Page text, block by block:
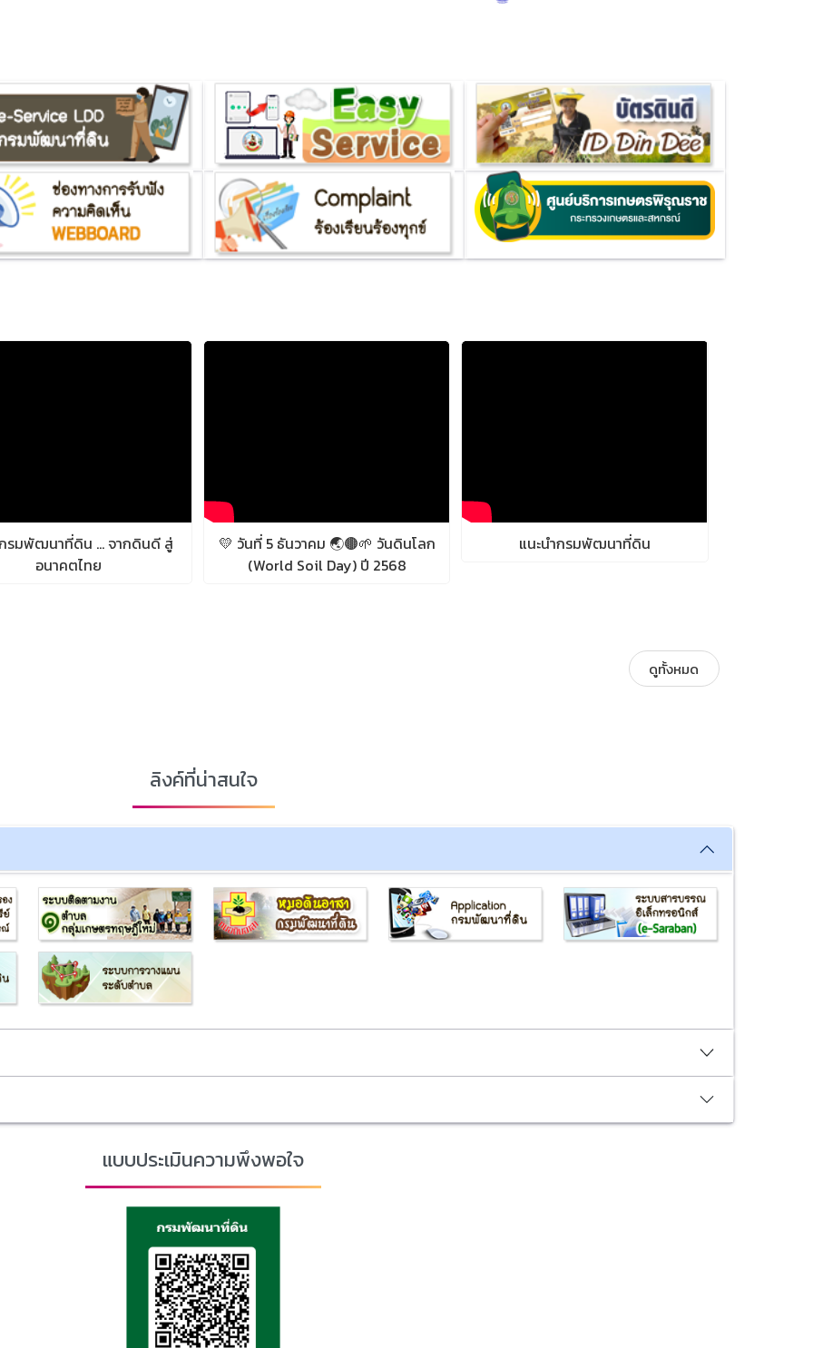
รมพัฒนาที่ดิน ... จากดินดี สู่
อนาคตไทย
💛 วันที่ 5 ธันวาคม 🌏🟤🌱 วันดินโลก
(World Soil Day) ปี 2568
แนะนำกรมพัฒนาที่ดิน
ดูทั้งหมด
ลิงค์ที่น่าสนใจ
แบบประเมินความพึงพอใจ